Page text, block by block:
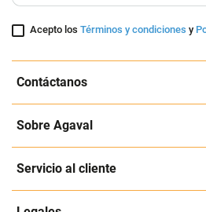
Acepto losTérminos y condiciones y
Contáctanos
Sobre Agaval
Servicio al cliente